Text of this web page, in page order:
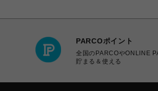
PARCOポイント
全国のPARCOやONLINE
貯まる＆使える